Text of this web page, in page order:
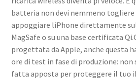
batteria non devi nemmeno
appoggiare liPhone direttamente
MagSafe o su una base certificata
progettata da Apple, anche questa
ore di test in fase di produzione: non
fatta apposta per proteggere il tuo